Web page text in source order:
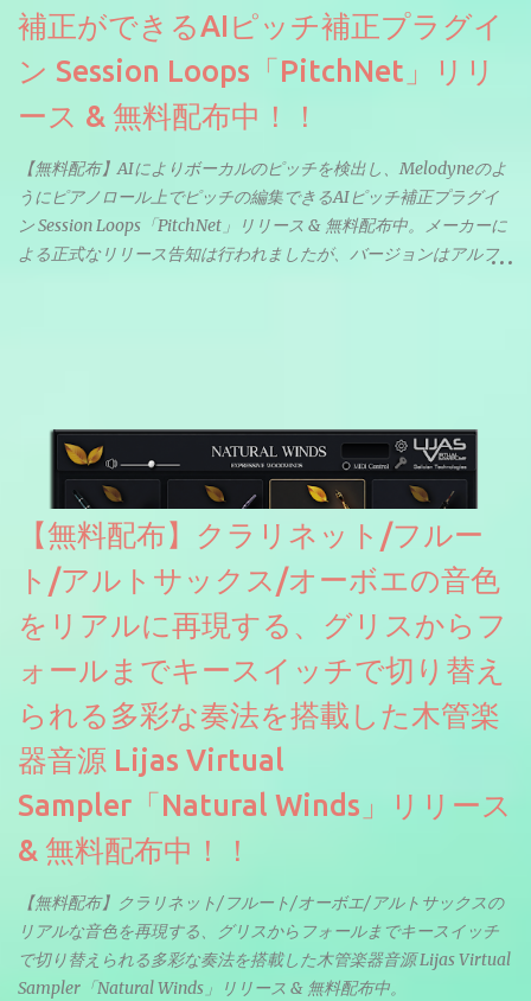
補正ができるAIピッチ補正プラグイ
ン Session Loops「PitchNet」リリ
ース & 無料配布中！！
【無料配布】AIによりボーカルのピッチを検出し、Melodyneのよ
うにピアノロール上でピッチの編集できるAIピッチ補正プラグイ
ン Session Loops「PitchNet」リリース & 無料配布中。メーカーに
よる正式なリリース告知は行われましたが、バージョンはアルフ
ソースを元に設計・改良した製品のようです。
【無料配布】クラリネット/フルー
ト/アルトサックス/オーボエの音色
をリアルに再現する、グリスからフ
ォールまでキースイッチで切り替え
られる多彩な奏法を搭載した木管楽
器音源 Lijas Virtual
Sampler「Natural Winds」リリース
& 無料配布中！！
【無料配布】クラリネット/フルート/オーボエ/アルトサックスの
リアルな音色を再現する、グリスからフォールまでキースイッチ
で切り替えられる多彩な奏法を搭載した木管楽器音源 Lijas Virtual
Sampler「Natural Winds」リリース & 無料配布中。